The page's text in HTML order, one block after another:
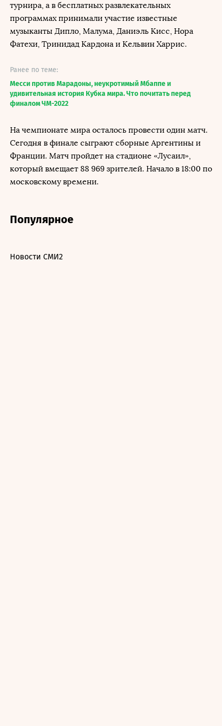
турнира, а в бесплатных развлекательных
программах принимали участие известные
музыканты Дипло, Малума, Даниэль Кисс, Нора
Фатехи, Тринидад Кардона и Кельвин Харрис.
Ранее по теме:
Месси против Марадоны, неукротимый Мбаппе и
удивительная история Кубка мира. Что почитать перед
финалом ЧМ-2022
На чемпионате мира осталось провести один матч.
Сегодня в финале сыграют сборные Аргентины и
Франции. Матч пройдет на стадионе «Лусаил»,
который вмещает 88 969 зрителей. Начало в 18:00 по
московскому времени.
Популярное
Новости СМИ2